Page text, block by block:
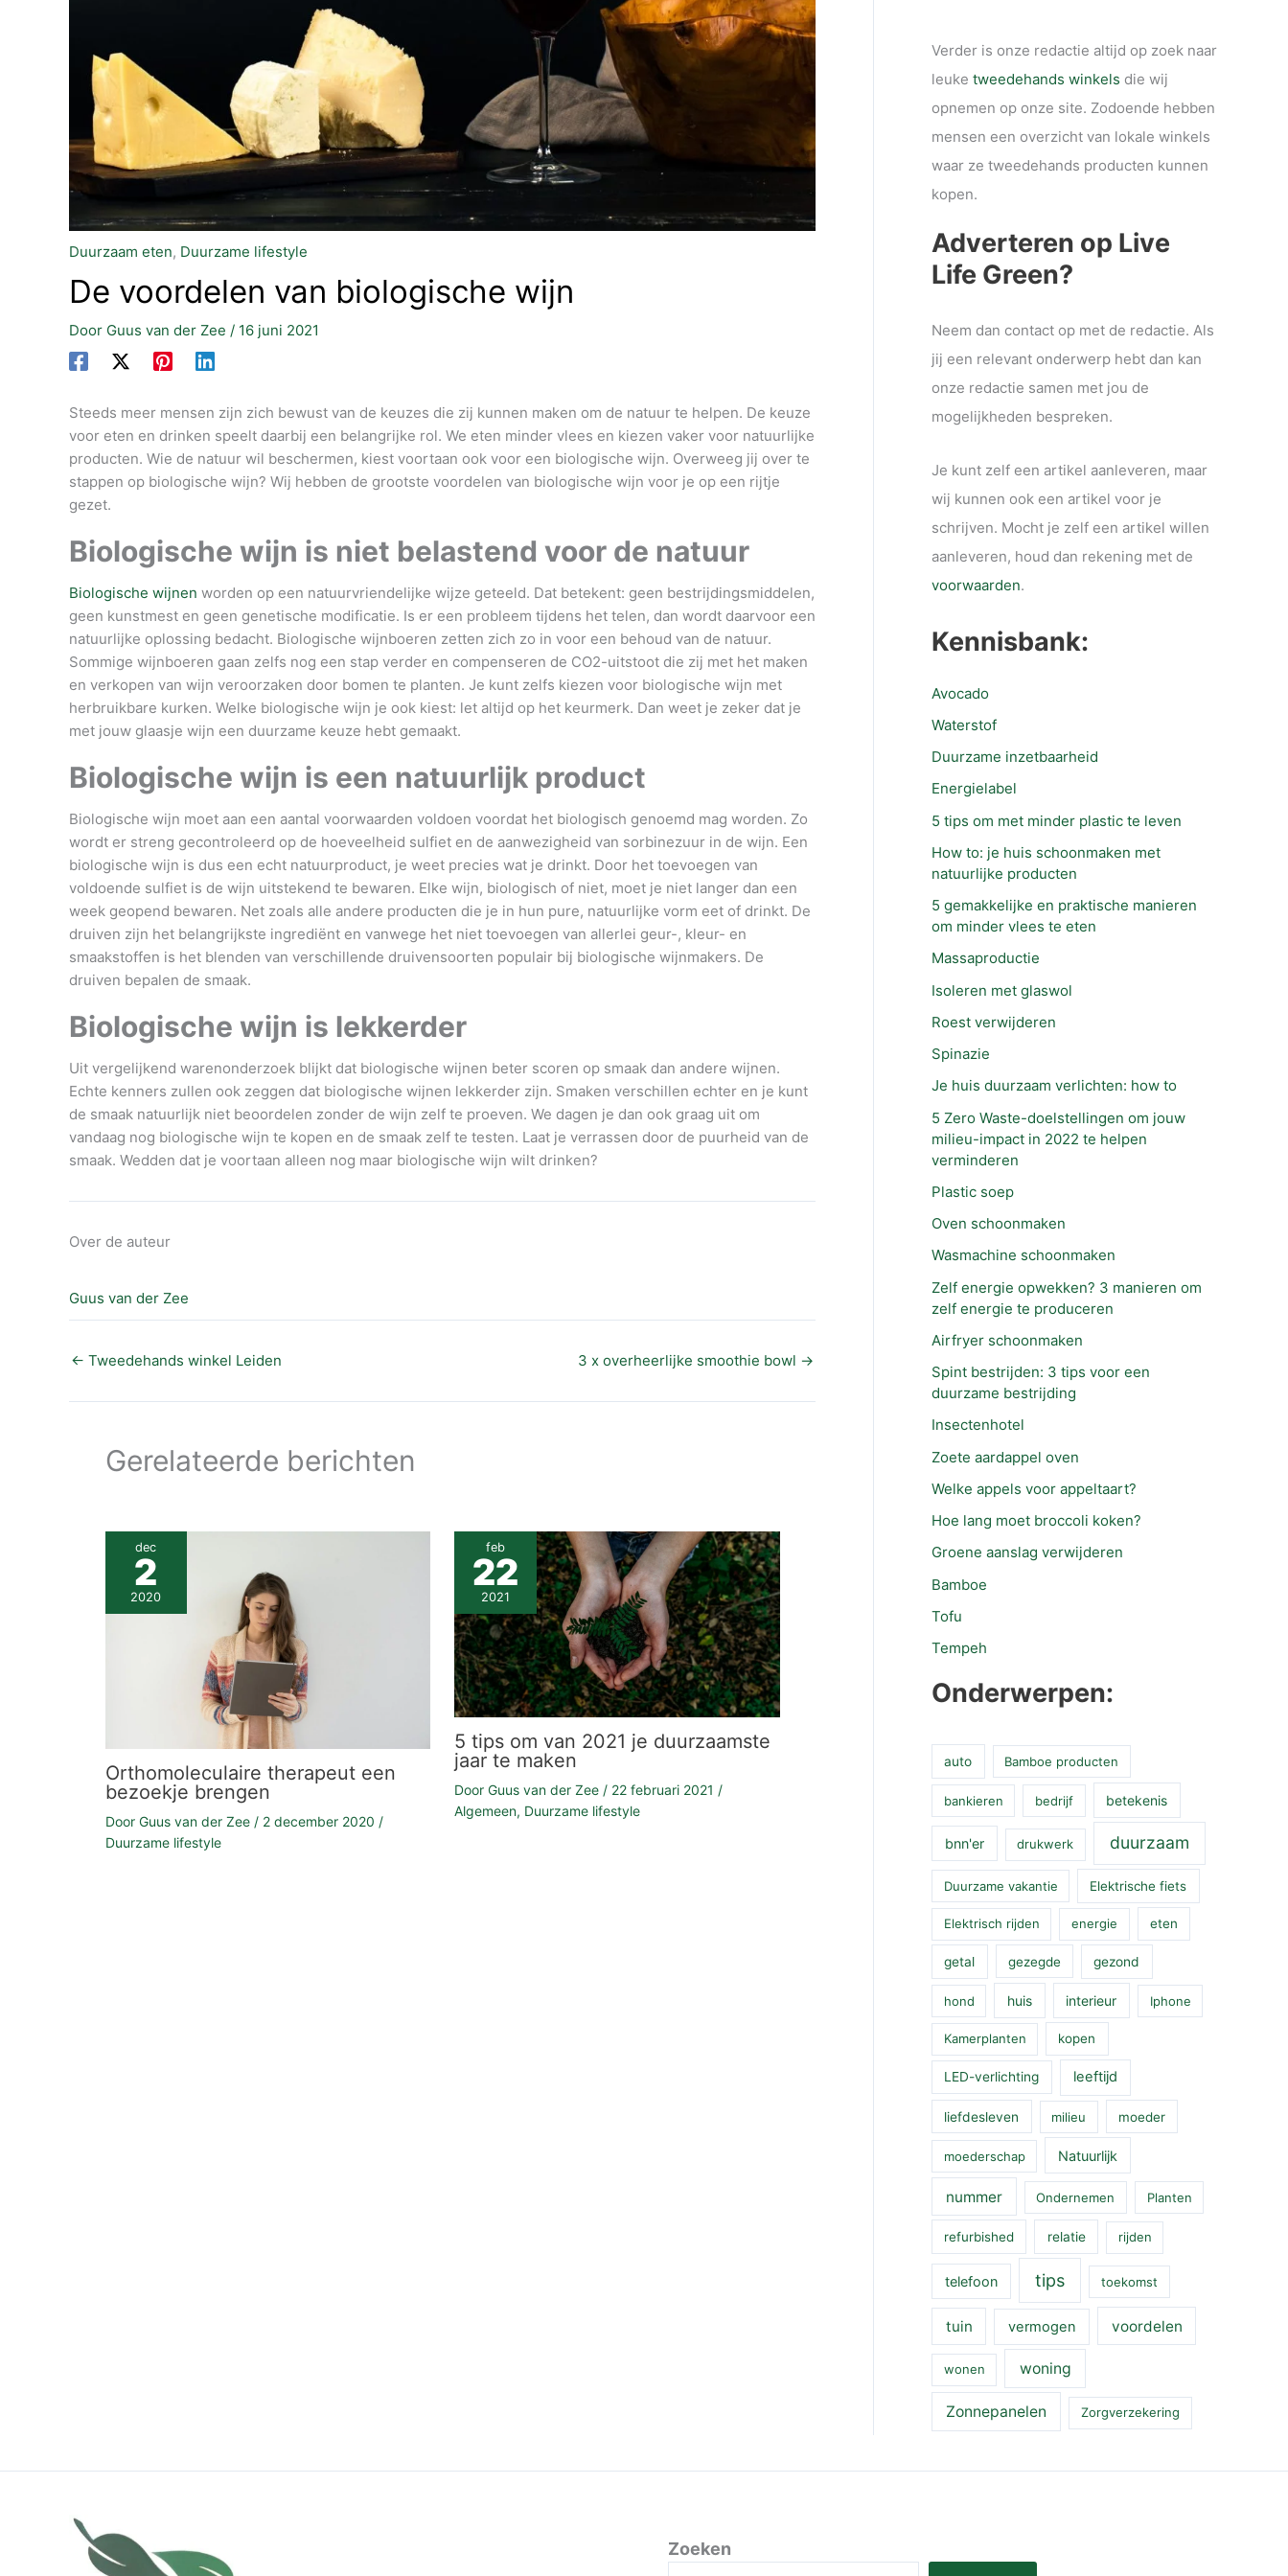
Duurzaam eten, Duurzame lifestyle
De voordelen van biologische wijn
Door Guus van der Zee / 16 juni 2021
Steeds meer mensen zijn zich bewust van de keuzes die zij kunnen maken om de natuur te helpen. De keuze
voor eten en drinken speelt daarbij een belangrijke rol. We eten minder vlees en kiezen vaker voor natuurlijke
producten. Wie de natuur wil beschermen, kiest voortaan ook voor een biologische wijn. Overweeg jij over te
stappen op biologische wijn? Wij hebben de grootste voordelen van biologische wijn voor je op een rijtje
gezet.
Biologische wijn is niet belastend voor de natuur
Biologische wijnen worden op een natuurvriendelijke wijze geteeld. Dat betekent: geen bestrijdingsmiddelen,
geen kunstmest en geen genetische modificatie. Is er een probleem tijdens het telen, dan wordt daarvoor een
natuurlijke oplossing bedacht. Biologische wijnboeren zetten zich zo in voor een behoud van de natuur.
Sommige wijnboeren gaan zelfs nog een stap verder en compenseren de CO2-uitstoot die zij met het maken
en verkopen van wijn veroorzaken door bomen te planten. Je kunt zelfs kiezen voor biologische wijn met
herbruikbare kurken. Welke biologische wijn je ook kiest: let altijd op het keurmerk. Dan weet je zeker dat je
met jouw glaasje wijn een duurzame keuze hebt gemaakt.
Biologische wijn is een natuurlijk product
Biologische wijn moet aan een aantal voorwaarden voldoen voordat het biologisch genoemd mag worden. Zo
wordt er streng gecontroleerd op de hoeveelheid sulfiet en de aanwezigheid van sorbinezuur in de wijn. Een
biologische wijn is dus een echt natuurproduct, je weet precies wat je drinkt. Door het toevoegen van
voldoende sulfiet is de wijn uitstekend te bewaren. Elke wijn, biologisch of niet, moet je niet langer dan een
week geopend bewaren. Net zoals alle andere producten die je in hun pure, natuurlijke vorm eet of drinkt. De
druiven zijn het belangrijkste ingrediënt en vanwege het niet toevoegen van allerlei geur-, kleur- en
smaakstoffen is het blenden van verschillende druivensoorten populair bij biologische wijnmakers. De
druiven bepalen de smaak.
Biologische wijn is lekkerder
Uit vergelijkend warenonderzoek blijkt dat biologische wijnen beter scoren op smaak dan andere wijnen.
Echte kenners zullen ook zeggen dat biologische wijnen lekkerder zijn. Smaken verschillen echter en je kunt
de smaak natuurlijk niet beoordelen zonder de wijn zelf te proeven. We dagen je dan ook graag uit om
vandaag nog biologische wijn te kopen en de smaak zelf te testen. Laat je verrassen door de puurheid van de
smaak. Wedden dat je voortaan alleen nog maar biologische wijn wilt drinken?
Over de auteur
Guus van der Zee
← Tweedehands winkel Leiden 3 x overheerlijke smoothie bowl →
Gerelateerde berichten
dec
2
2020
Orthomoleculaire therapeut een
bezoekje brengen
Door Guus van der Zee / 2 december 2020 /
Duurzame lifestyle
feb
22
2021
5 tips om van 2021 je duurzaamste
jaar te maken
Door Guus van der Zee / 22 februari 2021 /
Algemeen, Duurzame lifestyle
Verder is onze redactie altijd op zoek naar
leuke tweedehands winkels die wij
opnemen op onze site. Zodoende hebben
mensen een overzicht van lokale winkels
waar ze tweedehands producten kunnen
kopen.
Adverteren op Live
Life Green?
Neem dan contact op met de redactie. Als
jij een relevant onderwerp hebt dan kan
onze redactie samen met jou de
mogelijkheden bespreken.
Je kunt zelf een artikel aanleveren, maar
wij kunnen ook een artikel voor je
schrijven. Mocht je zelf een artikel willen
aanleveren, houd dan rekening met de
voorwaarden.
Kennisbank:
Avocado
Waterstof
Duurzame inzetbaarheid
Energielabel
5 tips om met minder plastic te leven
How to: je huis schoonmaken met
natuurlijke producten
5 gemakkelijke en praktische manieren
om minder vlees te eten
Massaproductie
Isoleren met glaswol
Roest verwijderen
Spinazie
Je huis duurzaam verlichten: how to
5 Zero Waste-doelstellingen om jouw
milieu-impact in 2022 te helpen
verminderen
Plastic soep
Oven schoonmaken
Wasmachine schoonmaken
Zelf energie opwekken? 3 manieren om
zelf energie te produceren
Airfryer schoonmaken
Spint bestrijden: 3 tips voor een
duurzame bestrijding
Insectenhotel
Zoete aardappel oven
Welke appels voor appeltaart?
Hoe lang moet broccoli koken?
Groene aanslag verwijderen
Bamboe
Tofu
Tempeh
Onderwerpen:
auto Bamboe producten
bankieren bedrijf betekenis
bnn'er drukwerk duurzaam
Duurzame vakantie Elektrische fiets
Elektrisch rijden energie eten
getal gezegde gezond
hond huis interieur Iphone
Kamerplanten kopen
LED-verlichting leeftijd
liefdesleven milieu moeder
moederschap Natuurlijk
nummer Ondernemen Planten
refurbished relatie rijden
telefoon tips toekomst
tuin vermogen voordelen
wonen woning
Zonnepanelen Zorgverzekering
Zoeken